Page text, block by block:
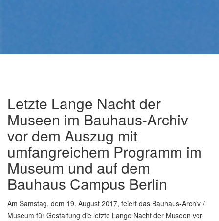
Letzte Lange Nacht der
Museen im Bauhaus-Archiv
vor dem Auszug mit
umfangreichem Programm im
Museum und auf dem
Bauhaus Campus Berlin
Am Samstag, dem 19. August 2017, feiert das Bauhaus-Archiv /
Museum für Gestaltung die letzte Lange Nacht der Museen vor